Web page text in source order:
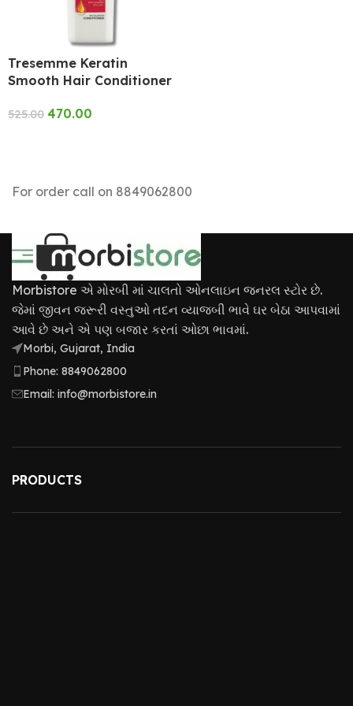
Tresemme Keratin
Smooth Hair Conditioner
525.00 470.00
For order call on 8849062800
Morbistore એ મોરબી માં ચાલતો ઓનલાઇન જનરલ સ્ટોર છે.
જેમાં જીવન જરૂરી વસ્તુઓ તદન વ્યાજબી ભાવે ઘર બેઠા આપવામાં
આવે છે અને એ પણ બજાર કરતાં ઓછા ભાવમાં.
Morbi, Gujarat, India
Phone: 8849062800
Email: info@morbistore.in
PRODUCTS